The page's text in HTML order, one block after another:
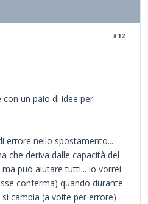
#12
un paio di idee per
errore nello spostamento...
che deriva dalle capacità del
può aiutare tutti... io vorrei
conferma) quando durante
cambia (a volte per errore)